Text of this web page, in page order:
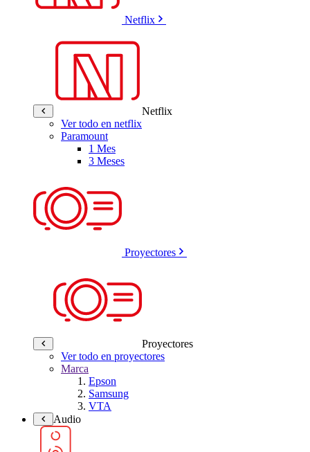
Netflix
Netflix
Ver todo en netflix
Paramount
1 Mes
3 Meses
Proyectores
Proyectores
Ver todo en proyectores
Marca
Epson
Samsung
VTA
Audio